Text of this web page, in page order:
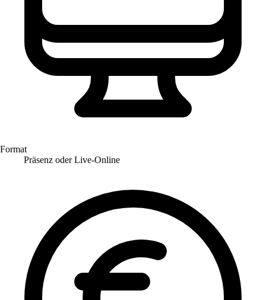
Format
Präsenz oder Live-Online